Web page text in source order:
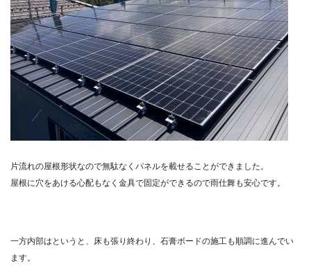
片流れの屋根形状なので無駄なくパネルを載せることができました。
屋根に穴をあける心配もなく金具で固定ができるので雨仕舞も安心です。
一方内部はというと、床も張り終わり、石膏ボードの施工も順調に進んでい
ます。